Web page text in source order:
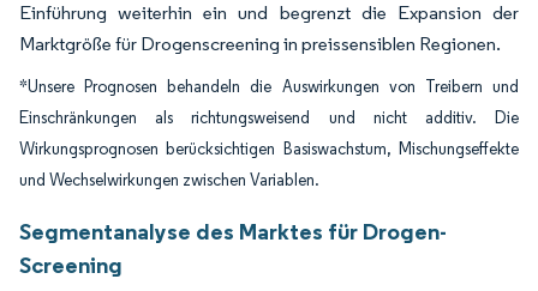
Einführung weiterhin ein und begrenzt die Expansion der
Marktgröße für Drogenscreening in preissensiblen Regionen.
*Unsere Prognosen behandeln die Auswirkungen von Treibern und
Einschränkungen als richtungsweisend und nicht additiv. Die
Wirkungsprognosen berücksichtigen Basiswachstum, Mischungseffekte
und Wechselwirkungen zwischen Variablen.
Segmentanalyse des Marktes für Drogen-
Screening